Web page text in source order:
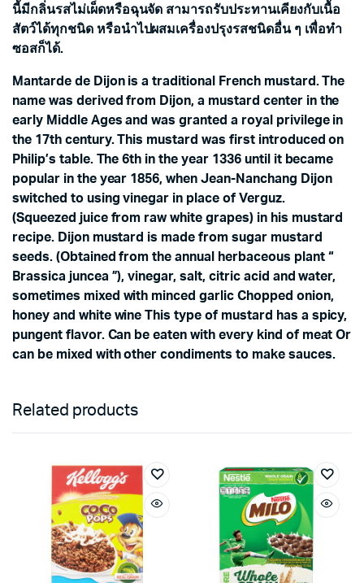
นี้มีกลิ่นรสไม่เผ็ดหรือฉุนจัด สามารถรับประทานเคียงกับเนื้อ
สัตว์ได้ทุกชนิด หรือนำไปผสมเครื่องปรุงรสชนิดอื่น ๆ เพื่อทำ
ซอสก็ได้.
Mantarde de Dijon is a traditional French mustard. The
name was derived from Dijon, a mustard center in the
early Middle Ages and was granted a royal privilege in
the 17th century. This mustard was first introduced on
Philip’s table. The 6th in the year 1336 until it became
popular in the year 1856, when Jean-Nanchang Dijon
switched to using vinegar in place of Verguz.
(Squeezed juice from raw white grapes) in his mustard
recipe. Dijon mustard is made from sugar mustard
seeds. (Obtained from the annual herbaceous plant “
Brassica juncea ”), vinegar, salt, citric acid and water,
sometimes mixed with minced garlic Chopped onion,
honey and white wine This type of mustard has a spicy,
pungent flavor. Can be eaten with every kind of meat Or
can be mixed with other condiments to make sauces.
Related products